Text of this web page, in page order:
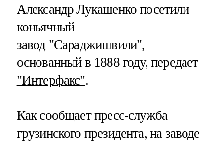
Александр Лукашенко посетили
коньячный
завод "Сараджишвили",
основанный в 1888 году, передает
"Интерфакс".
Как сообщает пресс-служба
грузинского президента, на заводе